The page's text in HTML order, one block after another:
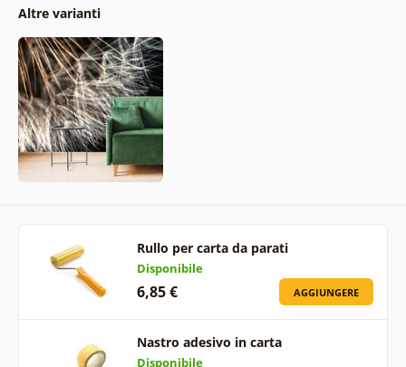
Altre varianti
Rullo per carta da parati
Disponibile
6,85 € AGGIUNGERE
Nastro adesivo in carta
Disponibile